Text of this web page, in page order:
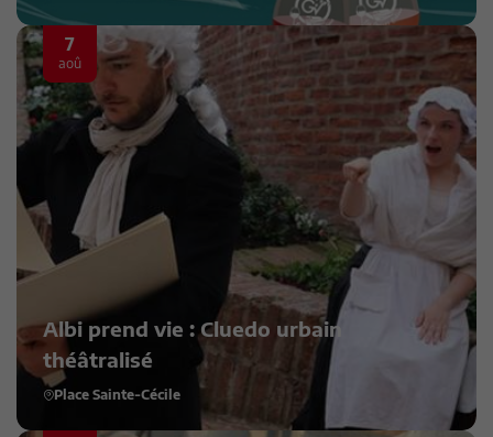
7
aoû
Albi prend vie : Cluedo urbain
théâtralisé
Place Sainte-Cécile